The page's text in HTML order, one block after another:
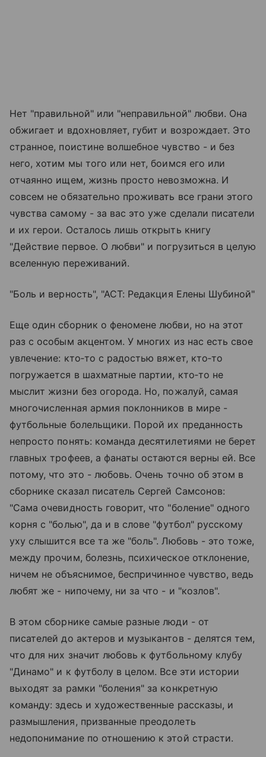
Нет "правильной" или "неправильной" любви. Она
обжигает и вдохновляет, губит и возрождает. Это
странное, поистине волшебное чувство - и без
него, хотим мы того или нет, боимся его или
отчаянно ищем, жизнь просто невозможна. И
совсем не обязательно проживать все грани этого
чувства самому - за вас это уже сделали писатели
и их герои. Осталось лишь открыть книгу
"Действие первое. О любви" и погрузиться в целую
вселенную переживаний.
"Боль и верность", "АСТ: Редакция Елены Шубиной"
Еще один сборник о феномене любви, но на этот
раз с особым акцентом. У многих из нас есть свое
увлечение: кто‑то с радостью вяжет, кто‑то
погружается в шахматные партии, кто‑то не
мыслит жизни без огорода. Но, пожалуй, самая
многочисленная армия поклонников в мире -
футбольные болельщики. Порой их преданность
непросто понять: команда десятилетиями не берет
главных трофеев, а фанаты остаются верны ей. Все
потому, что это - любовь. Очень точно об этом в
сборнике сказал писатель Сергей Самсонов:
"Сама очевидность говорит, что "боление" одного
корня с "болью", да и в слове "футбол" русскому
уху слышится все та же "боль". Любовь - это тоже,
между прочим, болезнь, психическое отклонение,
ничем не объяснимое, беспричинное чувство, ведь
любят же - нипочему, ни за что - и "козлов".
В этом сборнике самые разные люди - от
писателей до актеров и музыкантов - делятся тем,
что для них значит любовь к футбольному клубу
"Динамо" и к футболу в целом. Все эти истории
выходят за рамки "боления" за конкретную
команду: здесь и художественные рассказы, и
размышления, призванные преодолеть
недопонимание по отношению к этой страсти.